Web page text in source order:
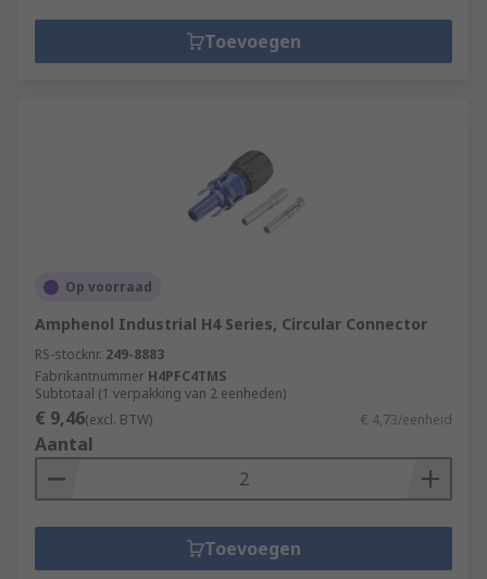
Toevoegen
Op voorraad
Amphenol Industrial H4 Series, Circular Connector
RS-stocknr. 249-8883
Fabrikantnummer H4PFC4TMS
Subtotaal (1 verpakking van 2 eenheden)
€ 9,46(excl. BTW) € 4,73/eenheid
Aantal
Toevoegen